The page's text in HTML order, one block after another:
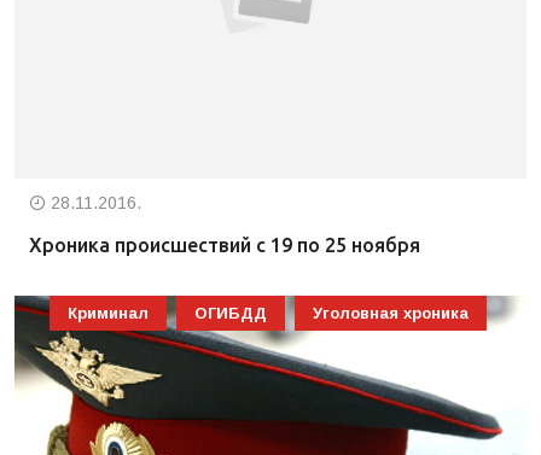
28.11.2016.
Хроника происшествий с 19 по 25 ноября
Криминал ОГИБДД Уголовная хроника